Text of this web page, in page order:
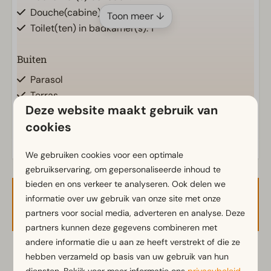
Douche(cabine)
Toilet(ten) in badkamer(s): 1
Buiten
Parasol
Terras
Tuin
Tuinset
Keuken
Ingerichte keuken
Combimagnetron
Koelvriescombinatie(s)
Nespresso apparaat
Vaatwasser(s)
Waterkoker
Toon meer ↓
Energielabel(s)
Beschikbaarheid en prijs
2 gasten
Deze website maakt gebruik van
cookies
We gebruiken cookies voor een optimale
gebruikservaring, om gepersonaliseerde inhoud te
bieden en ons verkeer te analyseren. Ook delen we
informatie over uw gebruik van onze site met onze
partners voor social media, adverteren en analyse. Deze
partners kunnen deze gegevens combineren met
andere informatie die u aan ze heeft verstrekt of die ze
hebben verzameld op basis van uw gebruik van hun